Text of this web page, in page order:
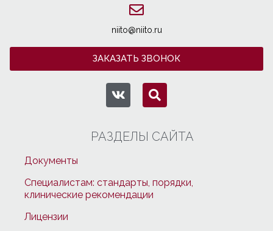
niito@niito.ru
ЗАКАЗАТЬ ЗВОНОК
РАЗДЕЛЫ САЙТА
Документы
Специалистам: стандарты, порядки,
клинические рекомендации
Лицензии